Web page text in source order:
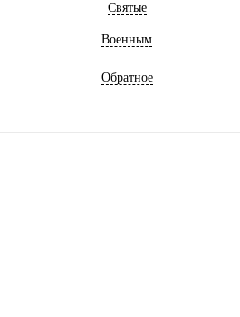
Святые
Военным
Обратное